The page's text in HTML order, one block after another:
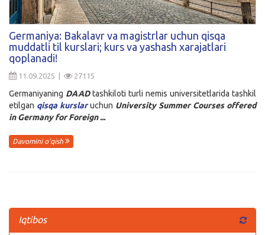
Qidirish
Germaniya: Bakalavr va magistrlar uchun qisqa
muddatli til kurslari; kurs va yashash xarajatlari
qoplanadi!
11.09.2025 | 27115
Germaniyaning DAADtashkiloti turli nemis universitetlarida tashkil
etilgan qisqa kurslaruchun University Summer Courses offered
in Germany for Foreign ...
Davomini o'qish
Iqtibos